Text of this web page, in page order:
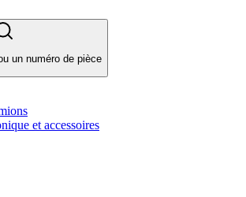
un numéro de pièce
et accessoires